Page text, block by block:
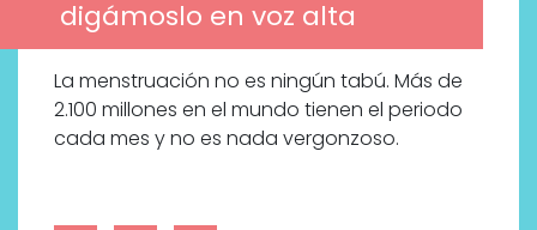
digámoslo en voz alta
La menstruación no es ningún tabú. Más de
2.100 millones en el mundo tienen el periodo
cada mes y no es nada vergonzoso.